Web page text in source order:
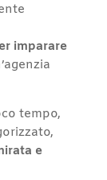
imparare
tempo,
e